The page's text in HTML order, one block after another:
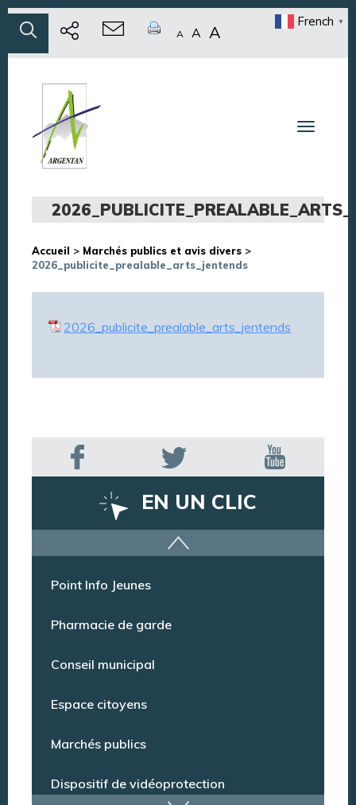
A A A
French ▼
Toggle
Accueil > Marchés publics et avis divers >
2026_publicite_prealable_arts_jentends
2026_publicite_prealable_arts_jentends
EN UN CLIC